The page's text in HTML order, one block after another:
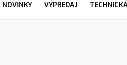
NOVINKY VÝPREDAJ